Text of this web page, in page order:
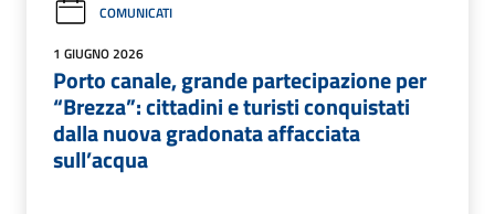
COMUNICATI
1 GIUGNO 2026
Porto canale, grande partecipazione per
“Brezza”: cittadini e turisti conquistati
dalla nuova gradonata affacciata
sull’acqua